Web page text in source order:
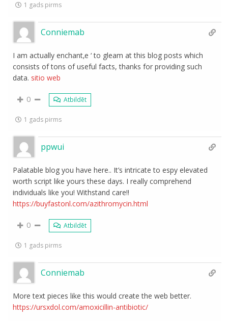
1 gads pirms
Conniemab
I am actually enchant‚e ‘ to gleam at this blog posts which
consists of tons of useful facts, thanks for providing such
data. sitio web
0 Atbildēt
1 gads pirms
ppwui
Palatable blog you have here.. It’s intricate to espy elevated
worth script like yours these days. I really comprehend
individuals like you! Withstand care!!
https://buyfastonl.com/azithromycin.html
0 Atbildēt
1 gads pirms
Conniemab
More text pieces like this would create the web better.
https://ursxdol.com/amoxicillin-antibiotic/